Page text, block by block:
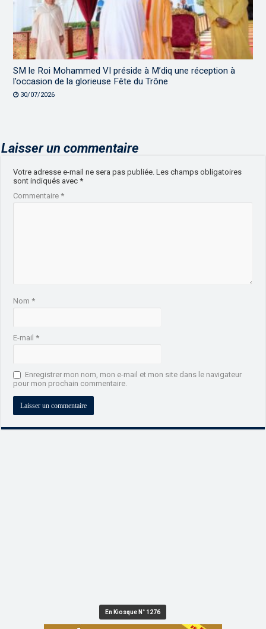
SM le Roi Mohammed VI préside à M’diq une réception à
l’occasion de la glorieuse Fête du Trône
30/07/2026
Laisser un commentaire
Votre adresse e-mail ne sera pas publiée. Les champs obligatoires
sont indiqués avec*
Commentaire*
Nom*
E-mail*
Enregistrer mon nom, mon e-mail et mon site dans le navigateur
pour mon prochain commentaire.
En Kiosque N° 1276